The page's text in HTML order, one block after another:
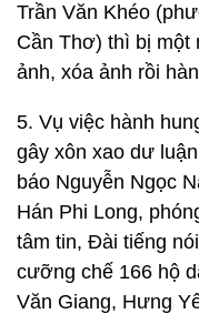
Trần Văn Khéo
Cần Thơ) thì bị một
ảnh, xóa ảnh rồi
5. Vụ việc hành
gây xôn xao dư
báo Nguyễn Ngọc
Hán Phi Long,
tâm tin, Đài tiếng
cưỡng chế 166 hộ
Văn Giang, Hưng